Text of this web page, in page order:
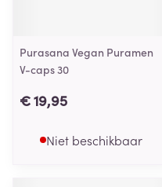
Purasana Vegan Puramen
V-caps 30
€ 19,95
Niet beschikbaar